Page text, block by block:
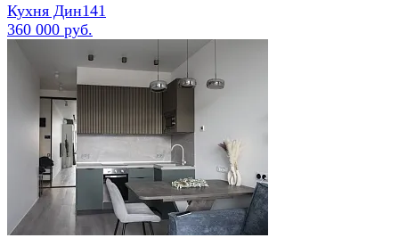
Кухня Дин141
360 000 руб.